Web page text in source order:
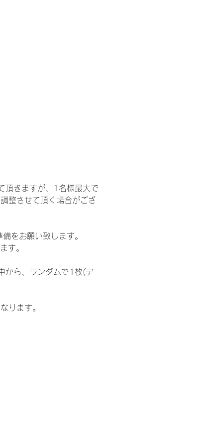
頂きますが、1名様最大で
整させて頂く場合がござ
をお願い致します。
す。
から、ランダムで1枚(デ
ります。